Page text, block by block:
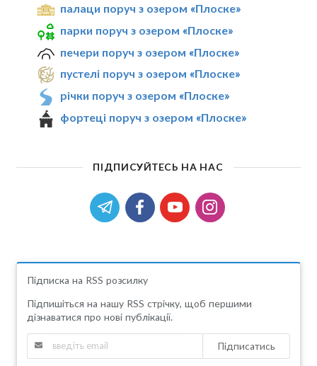
палаци поруч з озером «Плоске»
парки поруч з озером «Плоске»
печери поруч з озером «Плоске»
пустелі поруч з озером «Плоске»
річки поруч з озером «Плоске»
фортеці поруч з озером «Плоске»
ПІДПИСУЙТЕСЬ НА НАС
Підписка на RSS розсилку
Підпишіться на нашу RSS стрічку, щоб першими
дізнаватися про нові публікації.
Підписатись